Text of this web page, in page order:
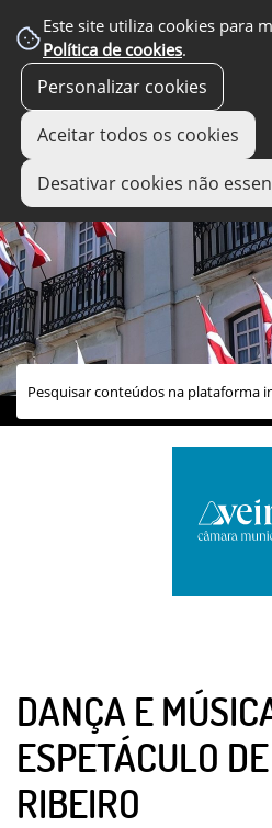
Este site utiliza cookies para
Política de cookies.
Personalizar cookies
Aceitar todos os cookies
Desativar cookies não
links úteis
DANÇA E
ESPETÁCULO
RIBEIRO